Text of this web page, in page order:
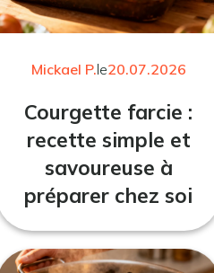
Mickael P.le20.07.2026
Courgette farcie :
recette simple et
savoureuse à
préparer chez soi